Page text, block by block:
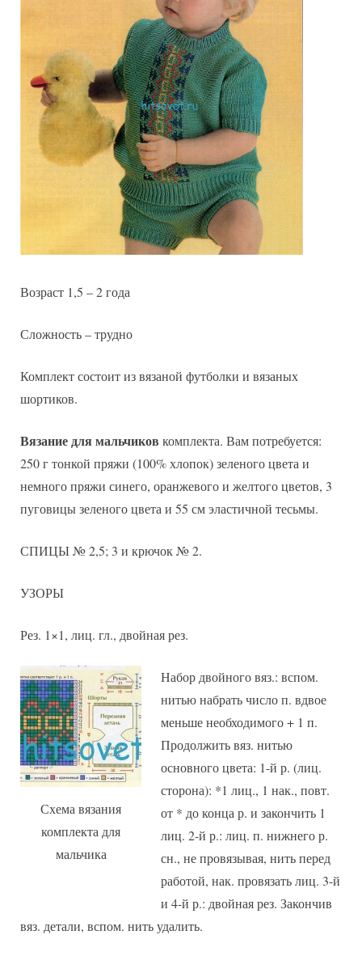
на
2
года
Возраст 1,5 – 2 года
Сложность – трудно
Комплект состоит из вязаной футболки и вязаных
шортиков.
Вязание для мальчиков комплекта. Вам потребуется:
250 г тонкой пряжи (100% хлопок) зеленого цвета и
немного пряжи синего, оранжевого и желтого цветов, 3
пуговицы зеленого цвета и 55 см эластичной тесьмы.
СПИЦЫ № 2,5; 3 и крючок № 2.
УЗОРЫ
Рез. 1×1, лиц. гл., двойная рез.
Схема вязания
комплекта для
мальчика
Набор двойного вяз.: вспом.
нитью набрать число п. вдвое
меньше необходимого + 1 п.
Продолжить вяз. нитью
основного цвета: 1-й р. (лиц.
сторона): *1 лиц., 1 нак., повт.
от * до конца р. и закончить 1
лиц. 2-й р.: лиц. п. нижнего р.
сн., не провязывая, нить перед
работой, нак. провязать лиц. 3-й
и 4-й р.: двойная рез. Закончив
вяз. детали, вспом. нить удалить.